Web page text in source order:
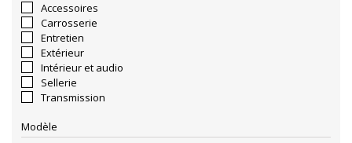
Accessoires
Carrosserie
Entretien
Extérieur
Intérieur et audio
Sellerie
Transmission
Modèle